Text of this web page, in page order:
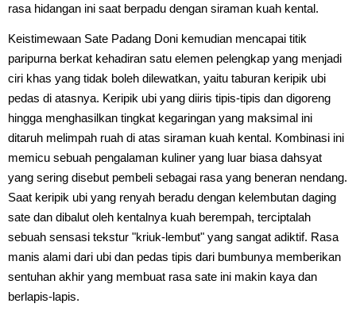
rasa hidangan ini saat berpadu dengan siraman kuah kental.
Keistimewaan Sate Padang Doni kemudian mencapai titik
paripurna berkat kehadiran satu elemen pelengkap yang menjadi
ciri khas yang tidak boleh dilewatkan, yaitu taburan keripik ubi
pedas di atasnya. Keripik ubi yang diiris tipis-tipis dan digoreng
hingga menghasilkan tingkat kegaringan yang maksimal ini
ditaruh melimpah ruah di atas siraman kuah kental. Kombinasi ini
memicu sebuah pengalaman kuliner yang luar biasa dahsyat
yang sering disebut pembeli sebagai rasa yang beneran nendang.
Saat keripik ubi yang renyah beradu dengan kelembutan daging
sate dan dibalut oleh kentalnya kuah berempah, terciptalah
sebuah sensasi tekstur "kriuk-lembut" yang sangat adiktif. Rasa
manis alami dari ubi dan pedas tipis dari bumbunya memberikan
sentuhan akhir yang membuat rasa sate ini makin kaya dan
berlapis-lapis.